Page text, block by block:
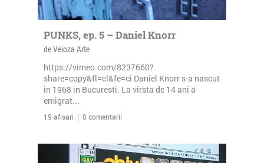
PUNKS, ep. 5 – Daniel Knorr
de Veioza Arte
https://vimeo.com/8237660?
share=copy&fl=cl&fe=ci Daniel Knorr s-a nascut
in 1968 in Bucuresti. La virsta de 14 ani a
emigrat...
19 afisari | 0 comentarii